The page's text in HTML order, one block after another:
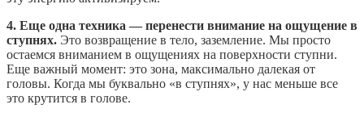
4. Еще одна техника — перенести внимание на ощущение в
ступнях. Это возвращение в тело, заземление. Мы просто
остаемся вниманием в ощущениях на поверхности ступни.
Еще важный момент: это зона, максимально далекая от
головы. Когда мы буквально «в ступнях», у нас меньше все
это крутится в голове.